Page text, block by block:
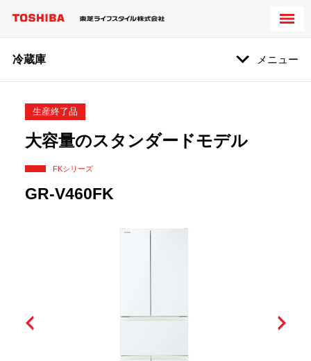
冷蔵庫 メニュー
生産終了品
大容量のスタンダードモデル
FKシリーズ
GR-V460FK